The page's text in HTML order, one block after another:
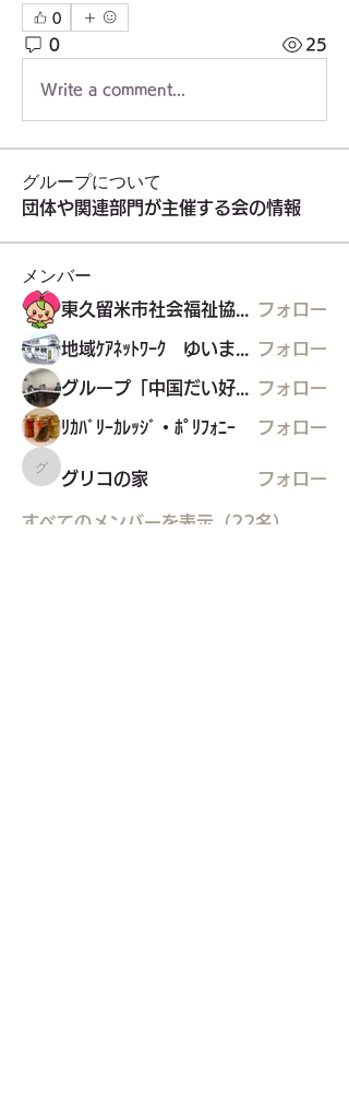
0
0 25
Write a comment...
グループについて
団体や関連部門が主催する会の情報
メンバー
フォロー
フォロー
フォロー
ﾘｶﾊﾞﾘｰｶﾚｯｼﾞ・ﾎﾟﾘﾌｫﾆｰ フォロー
グリコの家
グリコの家 フォロー
すべてのメンバーを表示（22名）